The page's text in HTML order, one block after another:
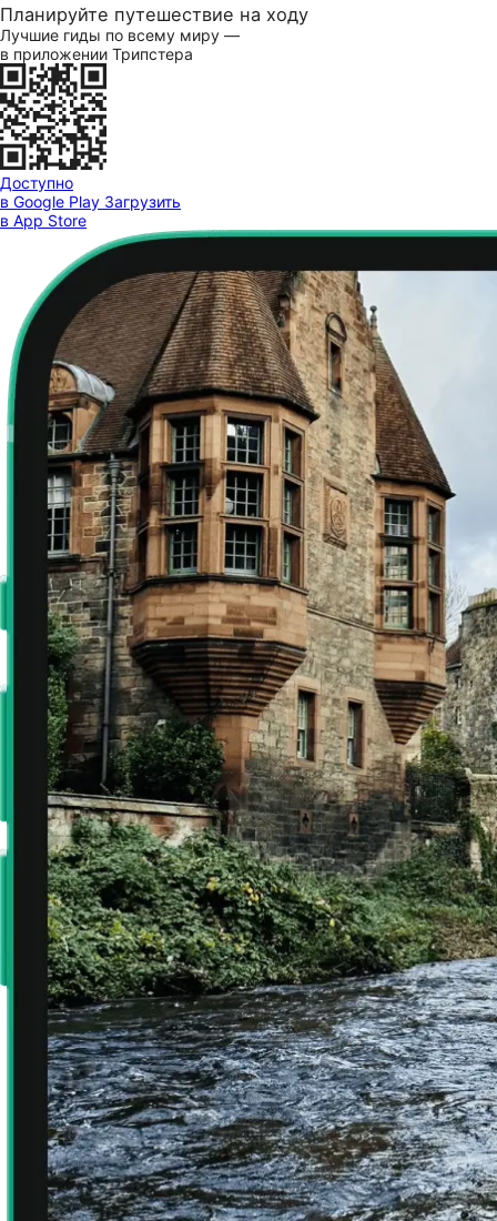
Планируйте путешествие на ходу
Лучшие гиды по всему миру —
в приложении Трипстера
Доступно
в Google Play Загрузить
в App Store